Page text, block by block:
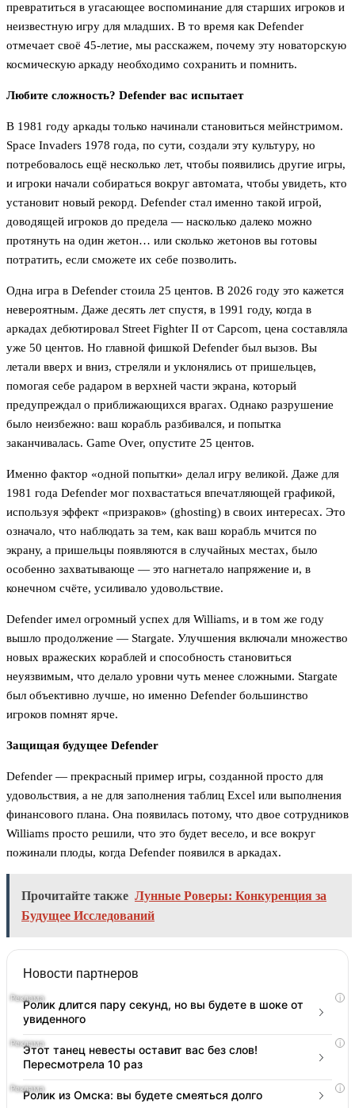
превратиться в угасающее воспоминание для старших игроков и
неизвестную игру для младших. В то время как Defender
отмечает своё 45-летие, мы расскажем, почему эту новаторскую
космическую аркаду необходимо сохранить и помнить.
Любите сложность? Defender вас испытает
В 1981 году аркады только начинали становиться мейнстримом.
Space Invaders 1978 года, по сути, создали эту культуру, но
потребовалось ещё несколько лет, чтобы появились другие игры,
и игроки начали собираться вокруг автомата, чтобы увидеть, кто
установит новый рекорд. Defender стал именно такой игрой,
доводящей игроков до предела — насколько далеко можно
протянуть на один жетон… или сколько жетонов вы готовы
потратить, если сможете их себе позволить.
Одна игра в Defender стоила 25 центов. В 2026 году это кажется
невероятным. Даже десять лет спустя, в 1991 году, когда в
аркадах дебютировал Street Fighter II от Capcom, цена составляла
уже 50 центов. Но главной фишкой Defender был вызов. Вы
летали вверх и вниз, стреляли и уклонялись от пришельцев,
помогая себе радаром в верхней части экрана, который
предупреждал о приближающихся врагах. Однако разрушение
было неизбежно: ваш корабль разбивался, и попытка
заканчивалась. Game Over, опустите 25 центов.
Именно фактор «одной попытки» делал игру великой. Даже для
1981 года Defender мог похвастаться впечатляющей графикой,
используя эффект «призраков» (ghosting) в своих интересах. Это
означало, что наблюдать за тем, как ваш корабль мчится по
экрану, а пришельцы появляются в случайных местах, было
особенно захватывающе — это нагнетало напряжение и, в
конечном счёте, усиливало удовольствие.
Defender имел огромный успех для Williams, и в том же году
вышло продолжение — Stargate. Улучшения включали множество
новых вражеских кораблей и способность становиться
неуязвимым, что делало уровни чуть менее сложными. Stargate
был объективно лучше, но именно Defender большинство
игроков помнят ярче.
Защищая будущее Defender
Defender — прекрасный пример игры, созданной просто для
удовольствия, а не для заполнения таблиц Excel или выполнения
финансового плана. Она появилась потому, что двое сотрудников
Williams просто решили, что это будет весело, и все вокруг
пожинали плоды, когда Defender появился в аркадах.
Прочитайте также Лунные Роверы: Конкуренция за
Будущее Исследований
Новости партнеров
i
Ролик длится пару секунд, но вы будете в шоке от
увиденного
i
Этот танец невесты оставит вас без слов!
Пересмотрела 10 раз
i
Ролик из Омска: вы будете смеяться долго